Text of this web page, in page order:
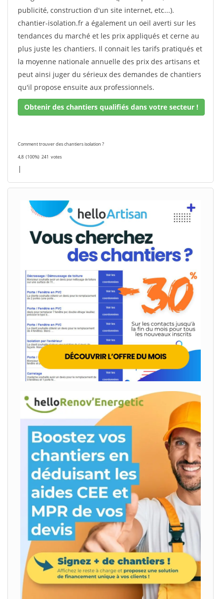
publicité, construction d'un site internet, etc...).
chantier-isolation.fr a également un oeil averti sur les
tendances du marché et les prix appliqués et cerne au
plus juste les chantiers. Il connait les tarifs pratiqués et
la moyenne nationale annuelle des prix des artisans et
peut ainsi juger du sérieux des demandes de chantiers
qu'il propose ensuite aux professionnels.
Obtenir des chantiers qualifiés dans votre secteur !
Comment trouver des chantiers isolation ?
4,8 (100%) 241 votes
|